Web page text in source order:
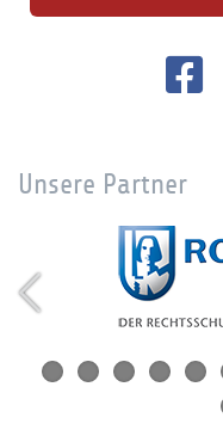
Unsere Partner